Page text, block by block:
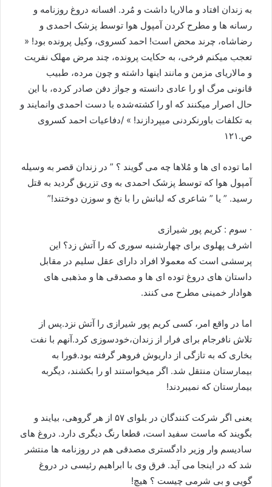
به زندان افتاد و مالاریا داشت و مُرد. افسانه دروغ روزنامه و
رسانه ها و مطرح کردن آمپول هوا توسط پزشک احمدی و
رضاشاه، چرند محض است! احمد کسروی، وکیل پرونده بود! «
تعجب میکنم فرخی، به حکایت پرونده، چند مرض مهلک نفریت
و مالاریای مزمن و مانند اینها داشته و چون مرده، طبیب
قانونی مرگ او را عادی دانسته و جواز دفن صادر کرده، با این
حال اصرار میکنند که او را کشته‌شده با دست احمدی وانمایند و
به تکلفات باورنکردنی میپردازند! » /دفاعیات احمد کسروی
ص.۱۲۱
اما توده ای ها و مُلاها چه می گویند ؟ ” در زندان قصر به وسیله
آمپول هوا که توسط پزشک احمدی به وی تزریق گردید به قتل
رسید. ” یا ” شاعری که لبانش را با نخ و سوزن دوختند!”
· سوم : کریم پور شیرازی
اشرف پهلوی برای چهارشنبه سوری که را آتش زد؟ این
پرسشی است که معمولا افراد دارای عقل سلیم در مقابل
داستان های دروغ توده ای ها و مصدقی ها و مذهبی های
هوادار خمینی مطرح می کنند.
اما در واقع امر، کسی کریم پور شیرازی را آتش نزد.پس از
تلاش نافرجام برای فرار از زندان،خودسوزی کرد.آنهم با نفت
بخاری که به تازگی از داریوش فروهر گرفته بود.فورا به
بیمارستان منتقل شد. اگر میخواستند او را بکشند، دیگربه
بیمارستان که نمیبردند!
یعنی اگر شرکت کنندگان در بلوای ۵۷ از هر گروهی، بیایند و
بگویند که ماست سفید است، قطعا رنگ دیگری دارد. دروغ های
سادیسم وار وزیر دادگستری مصدقی هم در روزنامه ها منتشر
شد که در اینجا می آید. فرق وی با ابراهیم رئیسی در دروغ
گویی و بی شرمی چیست ؟ هیچ!